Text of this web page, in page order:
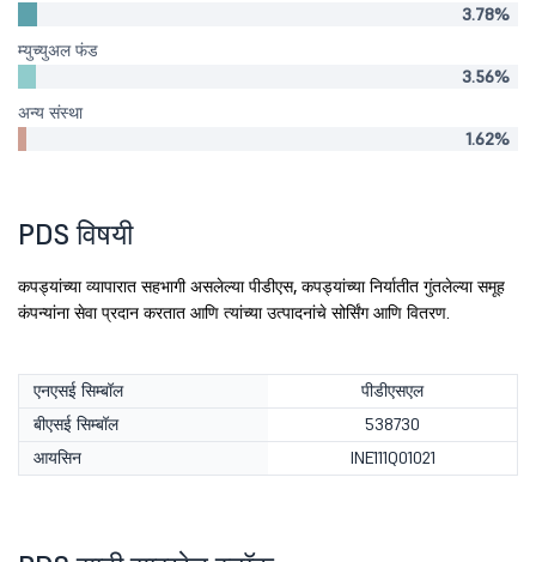
3.78%
म्युच्युअल फंड
3.56%
अन्य संस्था
1.62%
PDS विषयी
कपड्यांच्या व्यापारात सहभागी असलेल्या पीडीएस, कपड्यांच्या निर्यातीत गुंतलेल्या समूह
कंपन्यांना सेवा प्रदान करतात आणि त्यांच्या उत्पादनांचे सोर्सिंग आणि वितरण.
एनएसई सिम्बॉल
पीडीएसएल
बीएसई सिम्बॉल
538730
आयसिन
INE111Q01021